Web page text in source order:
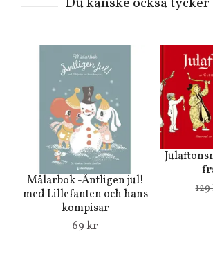
Målarbok -Äntligen jul!
med Lillefanten och hans
kompisar
69 kr